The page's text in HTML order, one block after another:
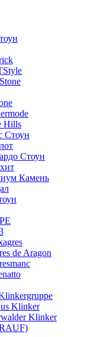
Hills
Стоун
Стоун
Камень
de Aragon
Klinker
Klinker